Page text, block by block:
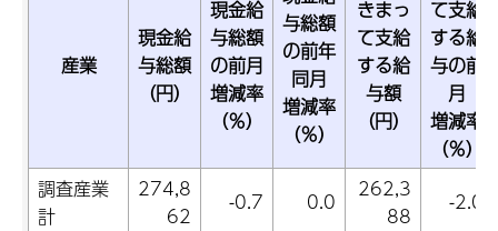
産業
現金給
与総額
（円）
現金給
与総額
の前月
増減率
（％）
与総額
の前年
同月
増減率
（％）
きまっ
て支給
する給
与額
（円）
て支給
する給
与の前
月
増減率
（％）
調査産業
計
274,8
62
-0.7 0.0
262,3
88
-2.0